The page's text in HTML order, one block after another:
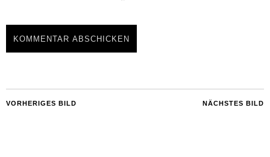
NÄCHSTES BILD
VORHERIGES BILD